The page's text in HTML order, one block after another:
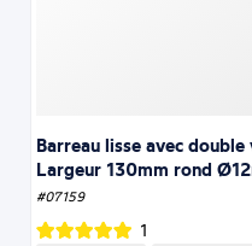
Barreau lisse avec
Largeur 130mm rond
#07159
1